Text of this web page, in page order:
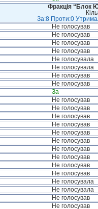
Фракція “Блок
За:8 Проти:0
Не голосував
Не голосував
Не голосував
Не голосував
Не голосувала
Не голосувала
Не голосував
Не голосував
За
Не голосував
Не голосував
Не голосував
Не голосував
Не голосував
Не голосував
Не голосував
Не голосував
Не голосував
Не голосував
Не голосувала
Не голосувала
Не голосував
Не голосував